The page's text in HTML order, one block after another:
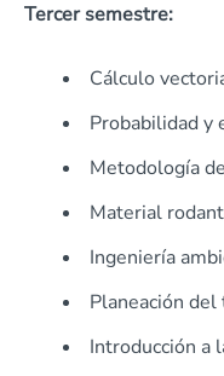
Tercer semestre:
Cálculo
Probabilidad y
Metodología
Material
Ingeniería
Planeación
Introducción a